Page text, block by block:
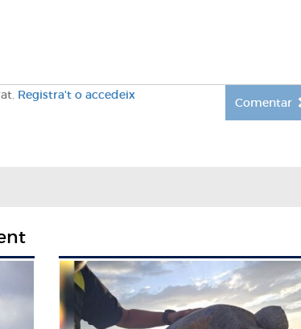
Registra't o accedeix
Comentar